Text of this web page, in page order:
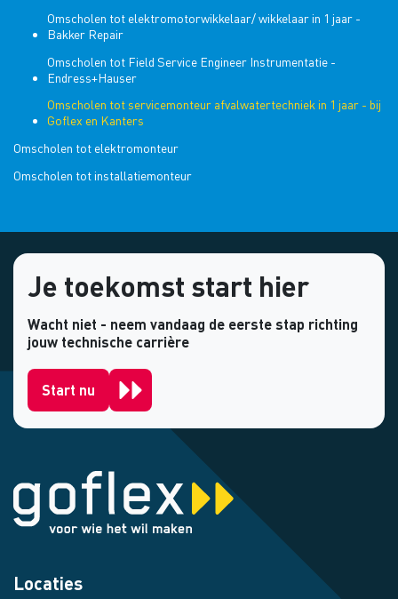
Omscholen tot elektromotorwikkelaar/ wikkelaar in 1 jaar -
Bakker Repair
Omscholen tot Field Service Engineer Instrumentatie -
Endress+Hauser
Omscholen tot servicemonteur afvalwatertechniek in 1 jaar - bij
Goflex en Kanters
Omscholen tot elektromonteur
Omscholen tot installatiemonteur
Je toekomst start hier
Wacht niet - neem vandaag de eerste stap richting
jouw technische carrière
Start nu
Locaties